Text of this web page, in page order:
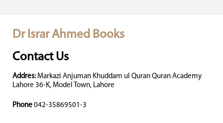
Dr Israr Ahmed Books
Contact Us
Addres: Markazi Anjuman Khuddam ul Quran Quran Academy
Lahore 36-K, Model Town, Lahore
Phone 042-35869501-3